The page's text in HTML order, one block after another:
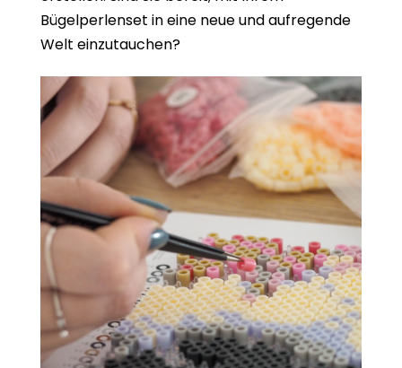
Bügelperlenset in eine neue und aufregende
Welt einzutauchen?